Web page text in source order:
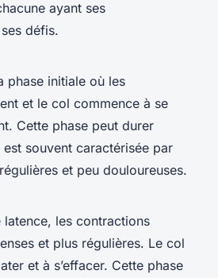
ayant ses
défis.
phase initiale où les
et le col commence à se
Cette phase peut durer
est souvent caractérisée par
et peu douloureuses.
latence, les contractions
et plus régulières. Le col
et à s’effacer. Cette phase